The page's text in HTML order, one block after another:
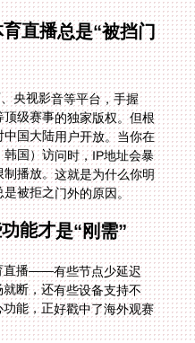
直播总是“被挡门
央视影音等平台，手握
级赛事的独家版权。但根
国大陆用户开放。当你在
国）访问时，IP地址会暴
播放。这就是为什么你明
被拒之门外的原因。
能才是“刚需”
直播——有些节点少延迟
断，还有些设备支持不
能，正好戳中了海外观赛